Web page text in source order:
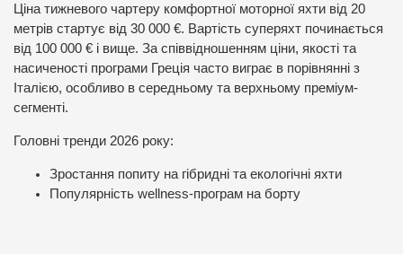
Ціна тижневого чартеру комфортної моторної яхти від 20
метрів стартує від 30 000 €. Вартість суперяхт починається
від 100 000 € і вище. За співвідношенням ціни, якості та
насиченості програми Греція часто виграє в порівнянні з
Італією, особливо в середньому та верхньому преміум-
сегменті.
Головні тренди 2026 року:
Зростання попиту на гібридні та екологічні яхти
Популярність wellness-програм на борту